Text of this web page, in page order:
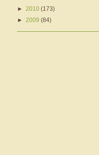
► 2010 (173)
► 2009 (84)